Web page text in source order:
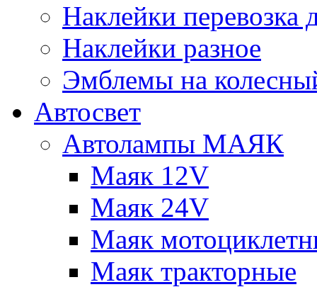
Наклейки перевозка
Наклейки разное
Эмблемы на
Автосвет
Автолампы МАЯК
Маяк 12V
Маяк 24V
Маяк
Маяк тракторные